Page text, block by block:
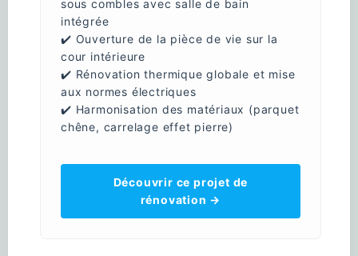
sous combles avec salle de bain
intégrée
✔️ Ouverture de la pièce de vie sur la
cour intérieure
✔️ Rénovation thermique globale et mise
aux normes électriques
✔️ Harmonisation des matériaux (parquet
chêne, carrelage effet pierre)
Découvrir ce projet de
rénovation →